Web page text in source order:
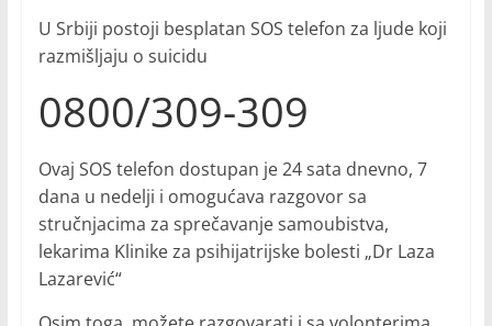
U Srbiji postoji besplatan SOS telefon za ljude koji
razmišljaju o suicidu
0800/309-309
Ovaj SOS telefon dostupan je 24 sata dnevno, 7
dana u nedelji i omogućava razgovor sa
stručnjacima za sprečavanje samoubistva,
lekarima Klinike za psihijatrijske bolesti „Dr Laza
Lazarević“